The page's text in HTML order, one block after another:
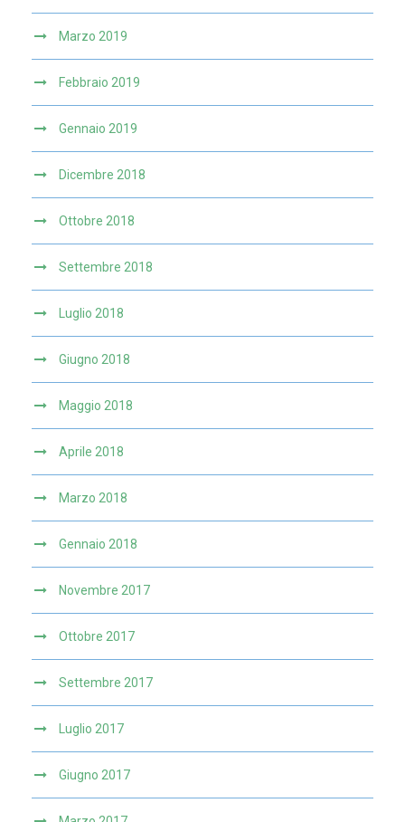
Marzo 2019
Febbraio 2019
Gennaio 2019
Dicembre 2018
Ottobre 2018
Settembre 2018
Luglio 2018
Giugno 2018
Maggio 2018
Aprile 2018
Marzo 2018
Gennaio 2018
Novembre 2017
Ottobre 2017
Settembre 2017
Luglio 2017
Giugno 2017